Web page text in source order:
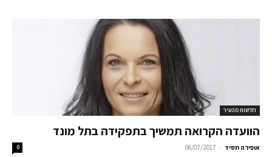
חדשות מהעיר
הוועדה הקרואה תמשיך בתפקידה בתל מונד
אופירה חסיד -
06/07/2017
0